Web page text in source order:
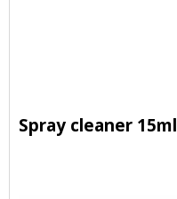
Spray cleaner 15ml